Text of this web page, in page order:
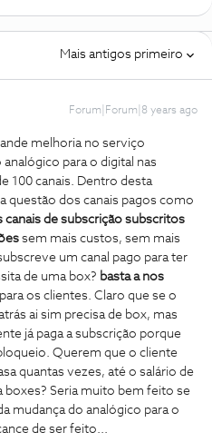
Mais antigos primeiro
Forum|Forum|8 years ago
melhoria no serviço
para o digital nas
100 canais. Dentro desta
questão dos canais pagos como
canais de subscrição subscritos
sem mais custos, sem mais
um canal pago para ter
de uma box? basta a nos
os clientes. Claro que se o
ai sim precisa de box, mas
já paga a subscrição porque
Querem que o cliente
quantas vezes, até o salário de
boxes? Seria muito bem feito se
mudança do analógico para o
de ser feito...